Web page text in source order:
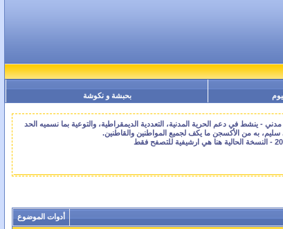
بحبشة و نكوشة
ينشط في دعم الحرية المدنية، التعددية الديمقراطية، والتوعية بما نسميه الحد
به من الأكسجن ما يكف لجميع المواطنين والقاطنين.
أدوات الموضوع